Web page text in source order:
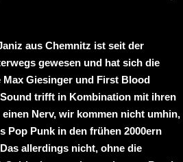
aus Chemnitz ist seit der
gewesen und hat sich die
Max Giesinger und First Blood
trifft in Kombination mit ihren
Nerv, wir kommen nicht umhin,
Pop Punk in den frühen 2000ern
allerdings nicht, ohne die